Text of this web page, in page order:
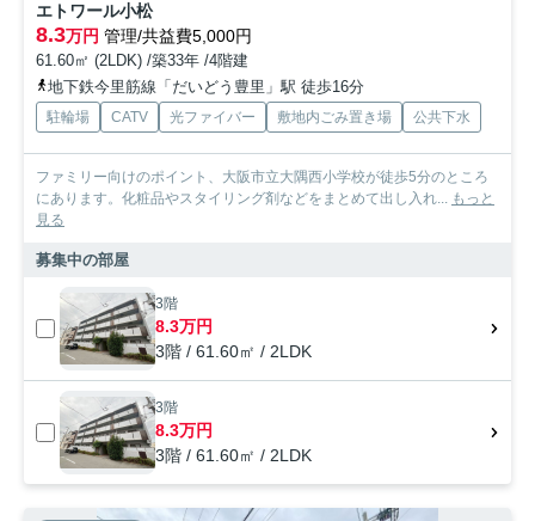
エトワール小松
8.3万円 管理/共益費5,000円
61.60㎡ (2LDK) /築33年 /4階建
地下鉄今里筋線「だいどう豊里」駅 徒歩16分
駐輪場 CATV 光ファイバー 敷地内ごみ置き場 公共下水
ファミリー向けのポイント、大阪市立大隅西小学校が徒歩5分のところ
にあります。化粧品やスタイリング剤などをまとめて出し入れ... もっと
見る
募集中の部屋
3階
8.3万円
3階 / 61.60㎡ / 2LDK
3階
8.3万円
3階 / 61.60㎡ / 2LDK